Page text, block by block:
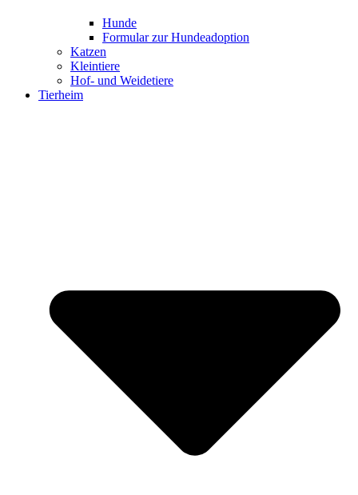
Hunde
Formular zur Hundeadoption
Katzen
Kleintiere
Hof- und Weidetiere
Tierheim